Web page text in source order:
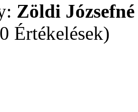
Zöldi Józsefné
Értékelések)